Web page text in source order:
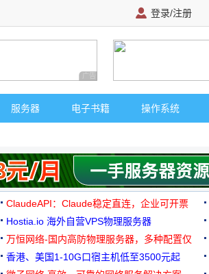
登录/注册
广告 商业广告，理性选择
服务器 电子书籍 操作系统
ClaudeAPI：Claude稳定直连，企业可开票
Hostia.io 海外自营VPS物理服务器
万恒网络-国内高防物理服务器，多种配置仅
99元/月起
香港、美国1-10G口宿主机低至3500元起